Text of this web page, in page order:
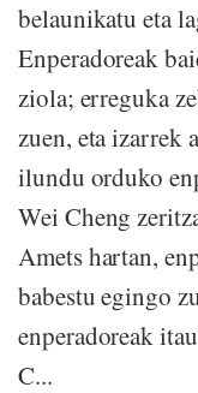
belaunikatu eta
Enperadoreak
ziola; erreguka
zuen, eta izarrek
ilundu orduko
Wei Cheng
Amets hartan,
babestu egingo
enperadoreak
C...